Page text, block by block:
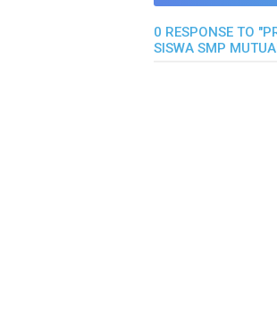
0 RESPONSE TO
SISWA SMP